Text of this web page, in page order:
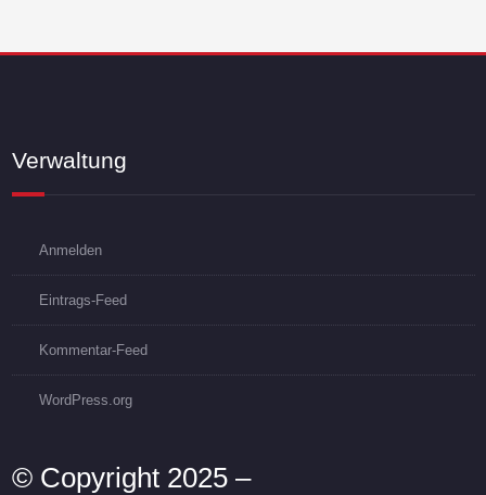
Verwaltung
Anmelden
Eintrags-Feed
Kommentar-Feed
WordPress.org
© Copyright 2025 –